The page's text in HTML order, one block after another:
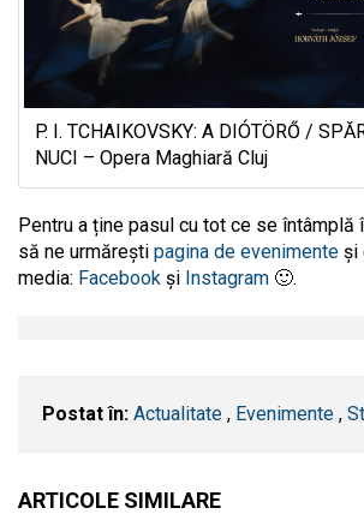
P. I. TCHAIKOVSKY: A DIÓTÖRŐ /
NUCI – Opera Maghiară Cluj
Pentru a ține pasul cu tot ce se întâmplă
să ne urmărești pagina de evenimente și
media: Facebook și Instagram 🙂.
Postat în: Actualitate , Evenimente ,
ARTICOLE SIMILARE